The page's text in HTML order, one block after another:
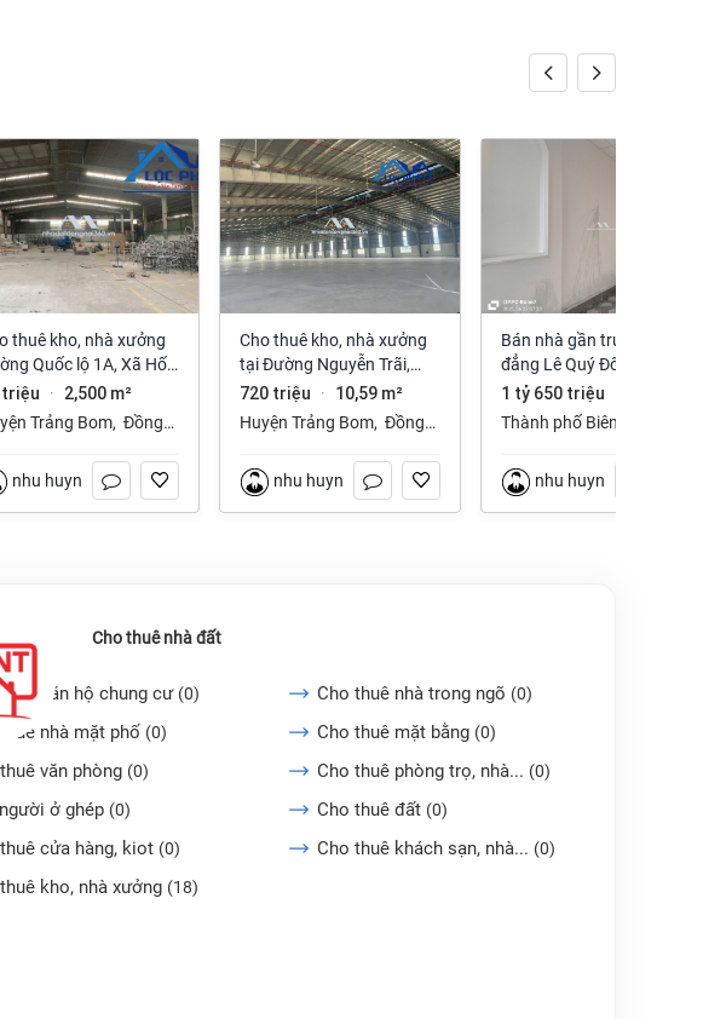
Quốc lộ 1A, Xã Hố
3, Trảng Bom, Đồng
giá 75 Triệu
triệu · 2,500 m²
Trảng Bom, Đồng
nhu huynh
Cho thuê kho, nhà xưởng
tại Đường Nguyễn Trãi,
Trảng Bom, Trảng Bom,
Đồng Nai giá 720 Triệu
720 triệu · 10,59 m²
Huyện Trảng Bom, Đồng
nhu huynh
Bán nhà gần trường cao
đẳng Lê Quý Đôn phường
Long Hưng Đồng Nai
1 tỷ 650 triệu
Thành phố Biên Hòa
nhu huynh
Cho thuê nhà đất
căn hộ chung cư (0) Cho thuê nhà trong ngõ (0)
nhà mặt phố (0) Cho thuê mặt bằng (0)
văn phòng (0) Cho thuê phòng trọ, nhà... (0)
ở ghép (0) Cho thuê đất (0)
cửa hàng, kiot (0) Cho thuê khách sạn, nhà... (0)
kho, nhà xưởng (18)